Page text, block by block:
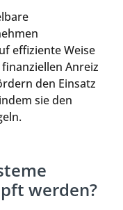
effiziente Weise
Anreiz
den Einsatz
sie den
werden?